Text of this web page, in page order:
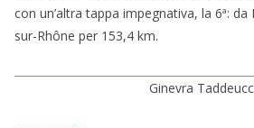
con un’altra tappa impegnativa, la 6ª:
sur-Rhône per 153,4 km.
Ginevra